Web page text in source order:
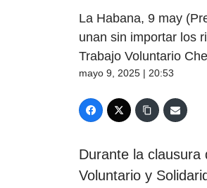
La Habana, 9 may
unan sin importar los
Trabajo Voluntario
mayo 9, 2025 | 20:53
Durante la clausura
Voluntario y